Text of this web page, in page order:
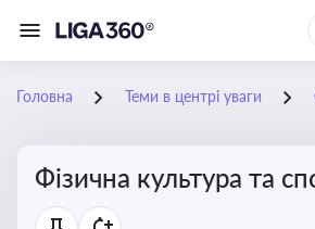
Головна Теми в центрі уваги
Фізична культура та